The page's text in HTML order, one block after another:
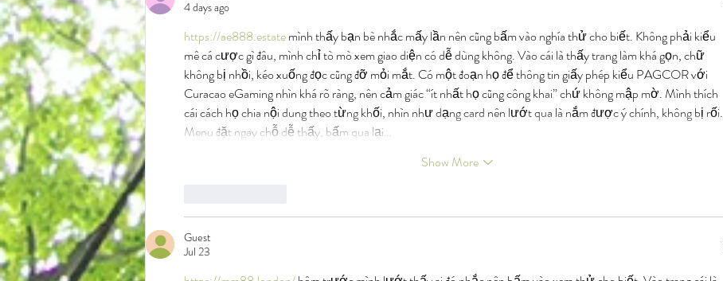
4 days ago
https://ae888.estate mình thấy bạn bè nhắc mấy lần nên cũng bấm vào nghía thử cho biết. Không phải kiểu
mê cá cược gì đâu, mình chỉ tò mò xem giao diện có dễ dùng không. Vào cái là thấy trang làm khá gọn, chữ
không bị nhồi, kéo xuống đọc cũng đỡ mỏi mắt. Có một đoạn họ để thông tin giấy phép kiểu PAGCOR với
Curacao eGaming nhìn khá rõ ràng, nên cảm giác “ít nhất họ cũng công khai” chứ không mập mờ. Mình thích
cái cách họ chia nội dung theo từng khối, nhìn như dạng card nên lướt qua là nắm được ý chính, không bị rối.
Menu đặt ngay chỗ dễ thấy, bấm qua lại…
Show More
Guest
Jul 23